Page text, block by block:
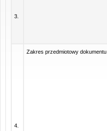
3.
4.
Zakres przedmiotowy dokumentu